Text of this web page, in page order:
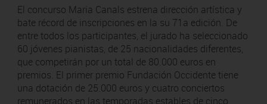
El concurso Maria Canals estrena dirección artística y
bate récord de inscripciones en la su 71a edición. De
entre todos los participantes, el jurado ha seleccionado
60 jóvenes pianistas, de 25 nacionalidades diferentes,
que competirán por un total de 80.000 euros en
premios. El primer premio Fundación Occidente tiene
una dotación de 25.000 euros y cuatro conciertos
remunerados en las temporadas estables de cinco